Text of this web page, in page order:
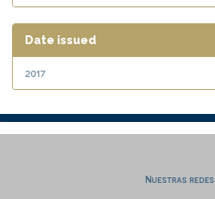
Date issued
2017
Nuestras redes